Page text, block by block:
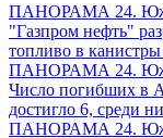
ПАНОРАМА 24.
"Газпром нефть"
топливо в
ПАНОРАМА 24.
Число погибших в
достигло 6, среди
ПАНОРАМА 24.